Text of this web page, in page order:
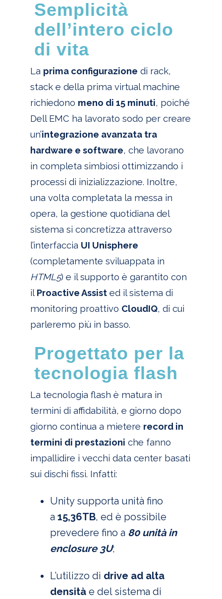
Semplicità
dell’intero ciclo
di vita
La prima configurazione di rack,
stack e della prima virtual machine
richiedono meno di 15 minuti, poiché
Dell EMC ha lavorato sodo per creare
un’integrazione avanzata tra
hardware e software, che lavorano
in completa simbiosi ottimizzando i
processi di inizializzazione. Inoltre,
una volta completata la messa in
opera, la gestione quotidiana del
sistema si concretizza attraverso
l’interfaccia UI Unisphere
(completamente sviluappata in
HTML5) e il supporto è garantito con
il Proactive Assisted il sistema di
monitoring proattivo CloudIQ, di cui
parleremo più in basso.
Progettato per la
tecnologia flash
La tecnologia flash è matura in
termini di affidabilità, e giorno dopo
giorno continua a mietere record in
termini di prestazioni che fanno
impallidire i vecchi data center basati
sui dischi fissi. Infatti:
Unity supporta unità fino
a 15,36TB, ed è possibile
prevedere fino a 80 unità in
enclosure 3U;
L’utilizzo di drive ad alta
densitàe del sistema di